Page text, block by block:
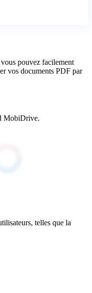
pouvez facilement
vos documents PDF par
MobiDrive.
telles que la